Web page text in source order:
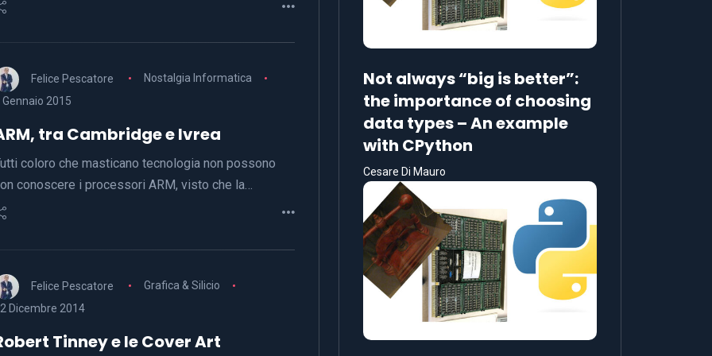
Felice Pescatore
Nostalgia Informatica
Gennaio 2015
tra Cambridge e Ivrea
coloro che masticano tecnologia non possono
conoscere i processori ARM, visto che la…
Felice Pescatore
Grafica & Silicio
Dicembre 2014
Tinney e le Cover Art
Not always “big is better”:
the importance of choosing
data types – An example
with CPython
Cesare Di Mauro